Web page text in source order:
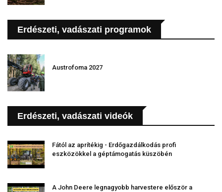
Erdészeti, vadászati programok
Austrofoma 2027
Erdészeti, vadászati videók
Fától az aprítékig - Erdőgazdálkodás profi
eszközökkel a géptámogatás küszöbén
A John Deere legnagyobb harvestere először a